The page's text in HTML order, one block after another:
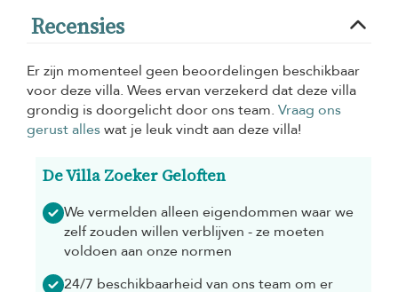
Recensies
Er zijn momenteel geen beoordelingen beschikbaar
voor deze villa. Wees ervan verzekerd dat deze villa
grondig is doorgelicht door ons team. Vraag ons
gerust alleswat je leuk vindt aan deze villa!
De Villa Zoeker Geloften
We vermelden alleen eigendommen waar we
zelf zouden willen verblijven - ze moeten
voldoen aan onze normen
24/7 beschikbaarheid van ons team om er